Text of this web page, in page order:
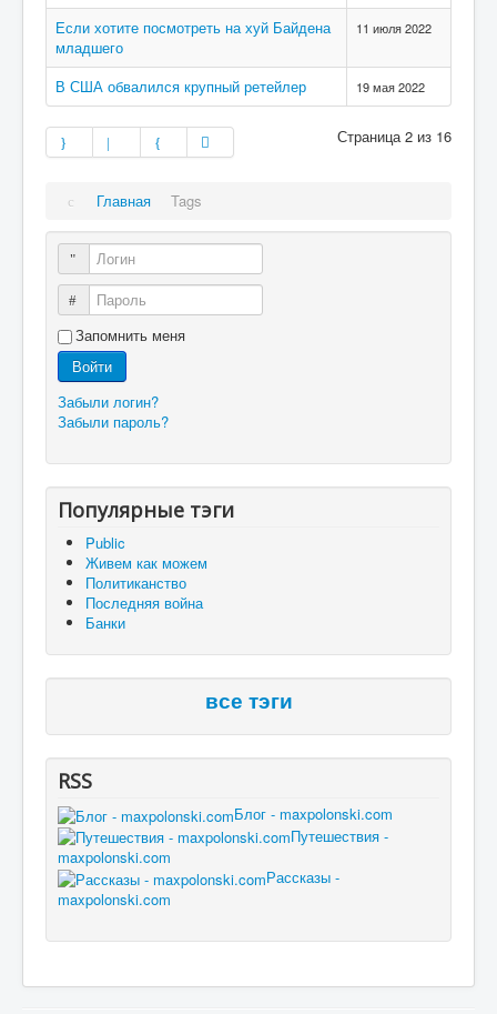
Если хотите посмотреть на хуй Байдена
младшего
11 июля 2022
В США обвалился крупный ретейлер 19 мая 2022
Страница 2 из 16
Главная Tags
Логин
Пароль
Запомнить меня
Войти
Забыли логин?
Забыли пароль?
Популярные тэги
Public
Живем как можем
Политиканство
Последняя война
Банки
все тэги
RSS
Блог - maxpolonski.com
Путешествия -
maxpolonski.com
Рассказы -
maxpolonski.com